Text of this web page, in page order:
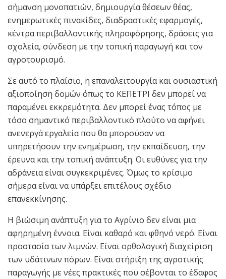
σήμανση μονοπατιών, δημιουργία θέσεων θέας,
ενημερωτικές πινακίδες, διαδραστικές εφαρμογές,
κέντρα περιβαλλοντικής πληροφόρησης, δράσεις για
σχολεία, σύνδεση με την τοπική παραγωγή και τον
αγροτουρισμό.
Σε αυτό το πλαίσιο, η επαναλειτουργία και ουσιαστική
αξιοποίηση δομών όπως το ΚΕΠΕΤΡΙ δεν μπορεί να
παραμένει εκκρεμότητα. Δεν μπορεί ένας τόπος με
τόσο σημαντικό περιβαλλοντικό πλούτο να αφήνει
ανενεργά εργαλεία που θα μπορούσαν να
υπηρετήσουν την ενημέρωση, την εκπαίδευση, την
έρευνα και την τοπική ανάπτυξη. Οι ευθύνες για την
αδράνεια είναι συγκεκριμένες. Όμως το κρίσιμο
σήμερα είναι να υπάρξει επιτέλους σχέδιο
επανεκκίνησης.
Η βιώσιμη ανάπτυξη για το Αγρίνιο δεν είναι μια
αφηρημένη έννοια. Είναι καθαρό και φθηνό νερό. Είναι
προστασία των λιμνών. Είναι ορθολογική διαχείριση
των υδάτινων πόρων. Είναι στήριξη της αγροτικής
παραγωγής με νέες πρακτικές που σέβονται το έδαφος